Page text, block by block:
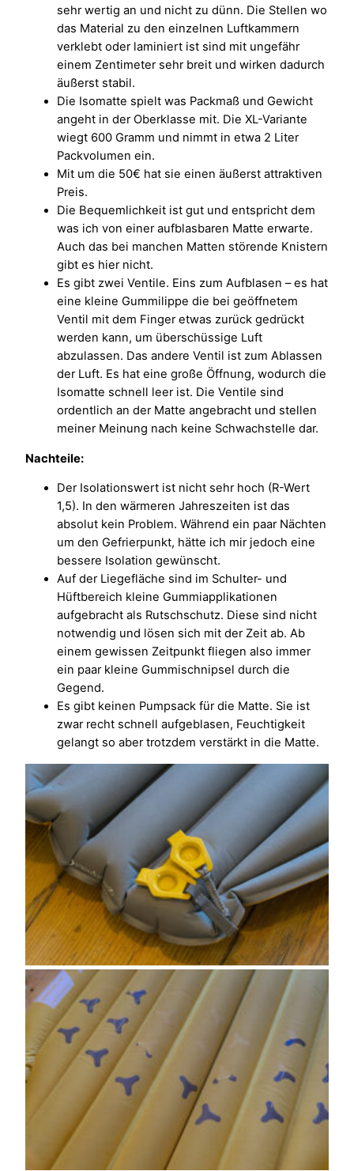
sehr wertig an und nicht zu dünn. Die Stellen wo
das Material zu den einzelnen Luftkammern
verklebt oder laminiert ist sind mit ungefähr
einem Zentimeter sehr breit und wirken dadurch
äußerst stabil.
Die Isomatte spielt was Packmaß und Gewicht
angeht in der Oberklasse mit. Die XL-Variante
wiegt 600 Gramm und nimmt in etwa 2 Liter
Packvolumen ein.
Mit um die 50€ hat sie einen äußerst attraktiven
Preis.
Die Bequemlichkeit ist gut und entspricht dem
was ich von einer aufblasbaren Matte erwarte.
Auch das bei manchen Matten störende Knistern
gibt es hier nicht.
Es gibt zwei Ventile. Eins zum Aufblasen – es hat
eine kleine Gummilippe die bei geöffnetem
Ventil mit dem Finger etwas zurück gedrückt
werden kann, um überschüssige Luft
abzulassen. Das andere Ventil ist zum Ablassen
der Luft. Es hat eine große Öffnung, wodurch die
Isomatte schnell leer ist. Die Ventile sind
ordentlich an der Matte angebracht und stellen
meiner Meinung nach keine Schwachstelle dar.
Nachteile:
Der Isolationswert ist nicht sehr hoch (R-Wert
1,5). In den wärmeren Jahreszeiten ist das
absolut kein Problem. Während ein paar Nächten
um den Gefrierpunkt, hätte ich mir jedoch eine
bessere Isolation gewünscht.
Auf der Liegefläche sind im Schulter- und
Hüftbereich kleine Gummiapplikationen
aufgebracht als Rutschschutz. Diese sind nicht
notwendig und lösen sich mit der Zeit ab. Ab
einem gewissen Zeitpunkt fliegen also immer
ein paar kleine Gummischnipsel durch die
Gegend.
Es gibt keinen Pumpsack für die Matte. Sie ist
zwar recht schnell aufgeblasen, Feuchtigkeit
gelangt so aber trotzdem verstärkt in die Matte.